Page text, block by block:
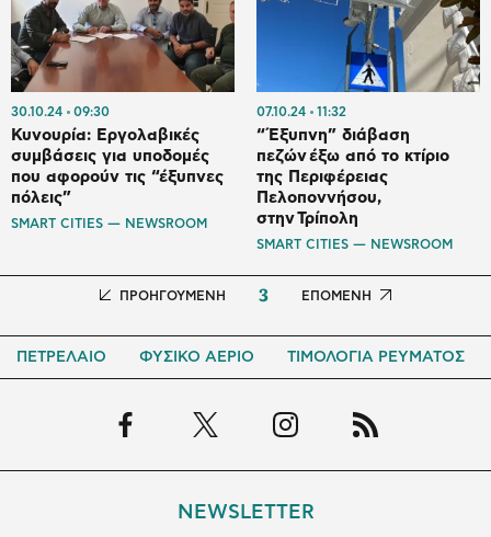
30.10.24 09:30
Κυνουρία: Εργολαβικές
συμβάσεις για υποδομές
που αφορούν τις “έξυπνες
πόλεις”
SMART CITIES — NEWSROOM
07.10.24 11:32
“Έξυπνη” διάβαση
πεζών έξω από το κτίριο
της Περιφέρειας
Πελοποννήσου,
στην Τρίπολη
SMART CITIES — NEWSROOM
Προηγούμενη
ΠΡΟΗΓΟΥΜΕΝΗ 3
Next
ΕΠΟΜΕΝΗ
ΠΕΤΡΕΛΑΙΟ ΦΥΣΙΚΟ ΑΕΡΙΟ ΤΙΜΟΛΟΓΙΑ ΡΕΥΜΑΤΟΣ
NEWSLETTER